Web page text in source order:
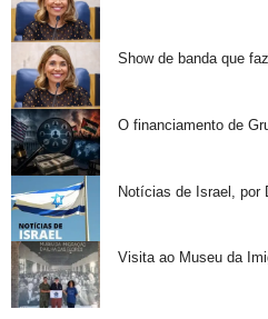
Show de banda que
O financiamento de
Notícias de Israel, por
Visita ao Museu da